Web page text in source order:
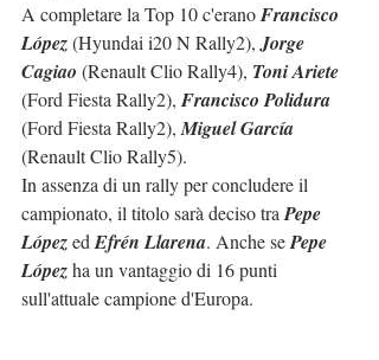
A completare la Top 10 c'erano Francisco
López (Hyundai i20 N Rally2), Jorge
Cagiao (Renault Clio Rally4), Toni Ariete
(Ford Fiesta Rally2), Francisco Polidura
(Ford Fiesta Rally2), Miguel García
(Renault Clio Rally5).
In assenza di un rally per concludere il
campionato, il titolo sarà deciso tra Pepe
López ed Efrén Llarena. Anche se Pepe
López ha un vantaggio di 16 punti
sull'attuale campione d'Europa.